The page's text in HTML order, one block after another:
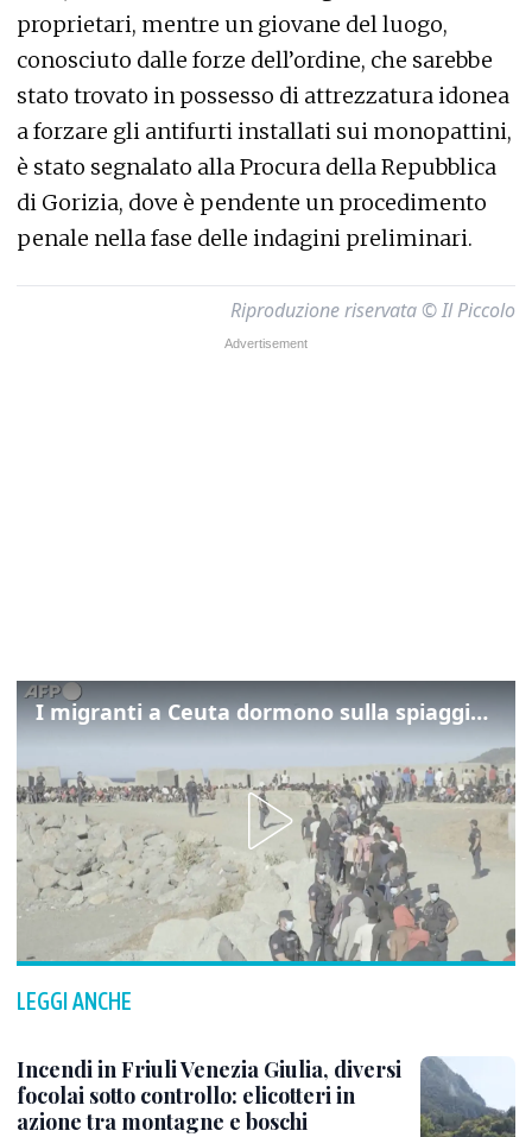
proprietari, mentre un giovane del luogo,
conosciuto dalle forze dell’ordine, che sarebbe
stato trovato in possesso di attrezzatura idonea
a forzare gli antifurti installati sui monopattini,
è stato segnalato alla Procura della Repubblica
di Gorizia, dove è pendente un procedimento
penale nella fase delle indagini preliminari.
Riproduzione riservata © Il Piccolo
I migranti a Ceuta dormono sulla spiaggia: "Vogliamo entrare in Europa"
LEGGI ANCHE
Incendi in Friuli Venezia Giulia, diversi
focolai sotto controllo: elicotteri in
azione tra montagne e boschi